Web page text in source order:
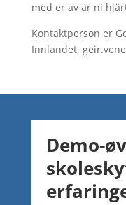
med er av är ni
Kontaktperson er
Innlandet,
Demo-